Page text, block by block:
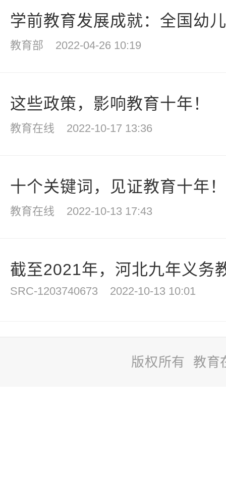
学前教育发展成就：全国幼
教育部 2022-04-26 10:19
这些政策，影响教育十年！
教育在线 2022-10-17 13:36
十个关键词，见证教育十年！
教育在线 2022-10-13 17:43
截至2021年，河北九年义务
SRC-1203740673 2022-10-13 10:01
版权所有 教育